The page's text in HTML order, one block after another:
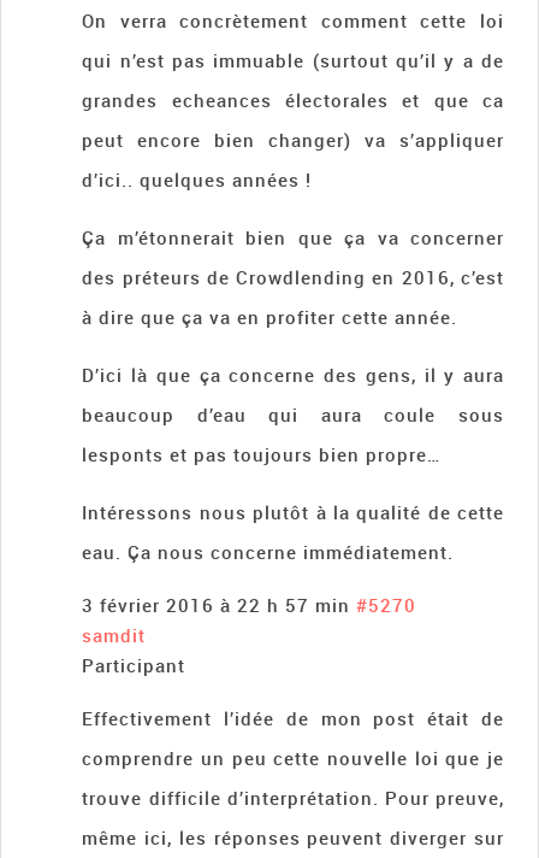
On verra concrètement comment cette loi
qui n’est pas immuable (surtout qu’il y a de
grandes echeances électorales et que ca
peut encore bien changer) va s’appliquer
d’ici.. quelques années !
Ça m’étonnerait bien que ça va concerner
des préteurs de Crowdlending en 2016, c’est
à dire que ça va en profiter cette année.
D’ici là que ça concerne des gens, il y aura
beaucoup d’eau qui aura coule sous
lesponts et pas toujours bien propre…
Intéressons nous plutôt à la qualité de cette
eau. Ça nous concerne immédiatement.
3 février 2016 à 22 h 57 min #5270
samdit
Participant
Effectivement l’idée de mon post était de
comprendre un peu cette nouvelle loi que je
trouve difficile d’interprétation. Pour preuve,
même ici, les réponses peuvent diverger sur